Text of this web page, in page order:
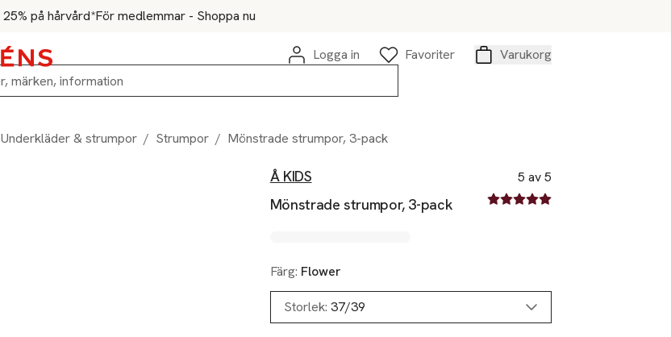
25% på hårvård*För medlemmar - Shoppa nu
Logga in
Favoriter
Varukorg
Underkläder & strumpor / Strumpor / Mönstrade strumpor, 3-pack
Å KIDS
Mönstrade strumpor, 3-pack
5 av 5
5 av fem stjärnor
Färg: Flower
Storlek: 37/39